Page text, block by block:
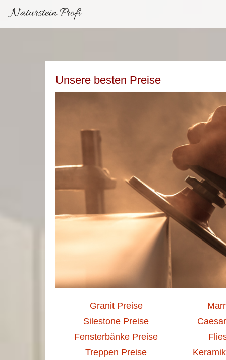
Naturstein Profi
Unsere besten Preise
Granit Preise
Silestone Preise
Fensterbänke Preise
Treppen Preise